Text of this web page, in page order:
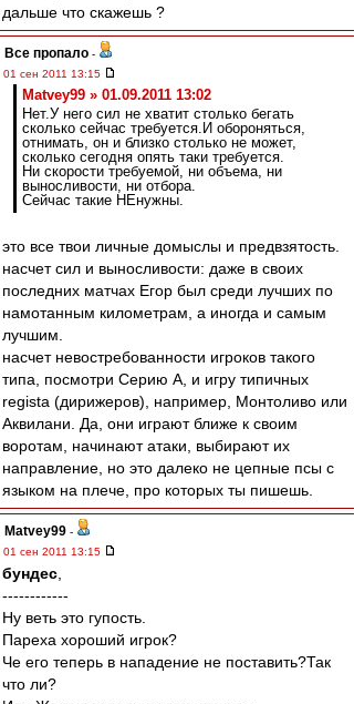
дальше что скажешь ?
Все пропало -
01 сен 2011 13:15
Matvey99 » 01.09.2011 13:02
Нет.У него сил не хватит столько бегать
сколько сейчас требуется.И обороняться,
отнимать, он и близко столько не может,
сколько сегодня опять таки требуется.
Ни скорости требуемой, ни объема, ни
выносливости, ни отбора.
Сейчас такие НЕнужны.
это все твои личные домыслы и предвзятость.
насчет сил и выносливости: даже в своих
последних матчах Егор был среди лучших по
намотанным километрам, а иногда и самым
лучшим.
насчет невостребованности игроков такого
типа, посмотри Серию А, и игру типичных
regista (дирижеров), например, Монтоливо или
Аквилани. Да, они играют ближе к своим
воротам, начинают атаки, выбирают их
направление, но это далеко не цепные псы с
языком на плече, про которых ты пишешь.
Matvey99 -
01 сен 2011 13:15
бундес
------------
Ну веть это гупость.
Пареха хороший игрок?
Че его теперь в нападение не поставить?Так
что ли?